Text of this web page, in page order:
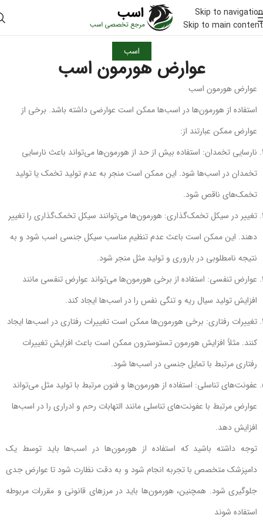
Skip to navigation
Skip to main content
اسب
عوارض هورمون اسب
عوارض هورمون اسب
استفاده از هورمون‌ها در اسب‌ها ممکن است عوارضی داشته باشد. برخی از
عوارض ممکن عبارتند از:
نارسایی تخمدان: استفاده بیش از حد از هورمون‌ها می‌تواند باعث نارسایی
تخمدان در اسب‌ها شود. این ممکن است منجر به عدم تولید تخمک یا تولید
تخمک‌های ناقص شود.
تغییر در سیکل تخمک‌گذاری: هورمون‌ها می‌توانند سیکل تخمک‌گذاری را تغییر
دهند. این ممکن است باعث عدم تنظیم مناسب سیکل جنسی اسب شود و به
نتیجه نامطلوبی در باروری و تولید مثل منجر شود.
عوارض تنفسی: استفاده از برخی هورمون‌ها می‌تواند عوارض تنفسی مانند
افزایش تولید سیال ریه و تنگی نفس را در اسب‌ها ایجاد کند.
تغییرات رفتاری: برخی هورمون‌ها ممکن است تغییرات رفتاری در اسب‌ها ایجاد
کنند. مثلاً افزایش هورمون تستوسترون ممکن است باعث افزایش تغییرات
رفتاری مرتبط با تمایل جنسی در اسب‌ها شود.
عفونت‌های تناسلی: استفاده از هورمون‌ها و فنون مرتبط با تولید مثل می‌تواند
عوارض مرتبط با عفونت‌های تناسلی مانند التهابات رحم و ادراری را در اسب‌ها
افزایش دهد.
توجه داشته باشید که استفاده از هورمون‌ها در اسب‌ها باید توسط یک
دامپزشک متخصص با تجربه انجام شود و به دقت نظارت شود تا عوارض جدی
جلوگیری شود. همچنین، هورمون‌ها باید در مرزهای قانونی و مقررات مربوطه
استفاده شوند